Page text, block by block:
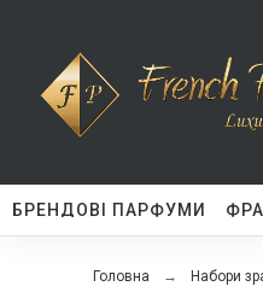
БРЕНДОВІ ПАРФУМИ
Головна Набори